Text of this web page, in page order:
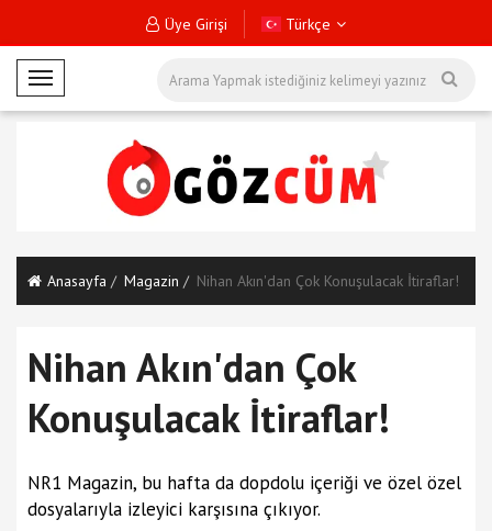
Üye Girişi Türkçe
M
o
üAnasayfa Magazin Nihan Akın'dan Çok Konuşulacak İtiraflar!
Nihan Akın'dan Çok
Konuşulacak İtiraflar!
NR1 Magazin, bu hafta da dopdolu içeriği ve özel özel
dosyalarıyla izleyici karşısına çıkıyor.